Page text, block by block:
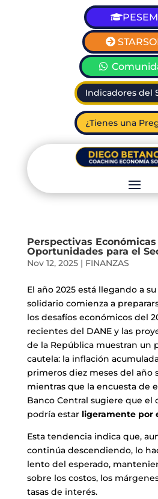
PESEM
Indicadores del
¿Tienes una
Perspectivas Económicas
Oportunidades para el
Nov 12, 2025| FINANZAS
El año 2025 está llegando a
solidario comienza a
los desafíos económicos del
recientes del DANE y las
de la República muestran un
cautela: la inflación
primeros diez meses del año
mientras que la encuesta de
Banco Central sugiere que el
podría estar ligeramente por
Esta tendencia indica que,
continúa descendiendo, lo
lento del esperado,
sobre los costos, los
tasas de interés.